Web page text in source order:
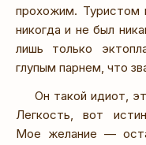
прохожим. Туристом
никогда и не был
лишь только
глупым парнем, что
Он такой идиот,
Легкость, вот
Мое желание —